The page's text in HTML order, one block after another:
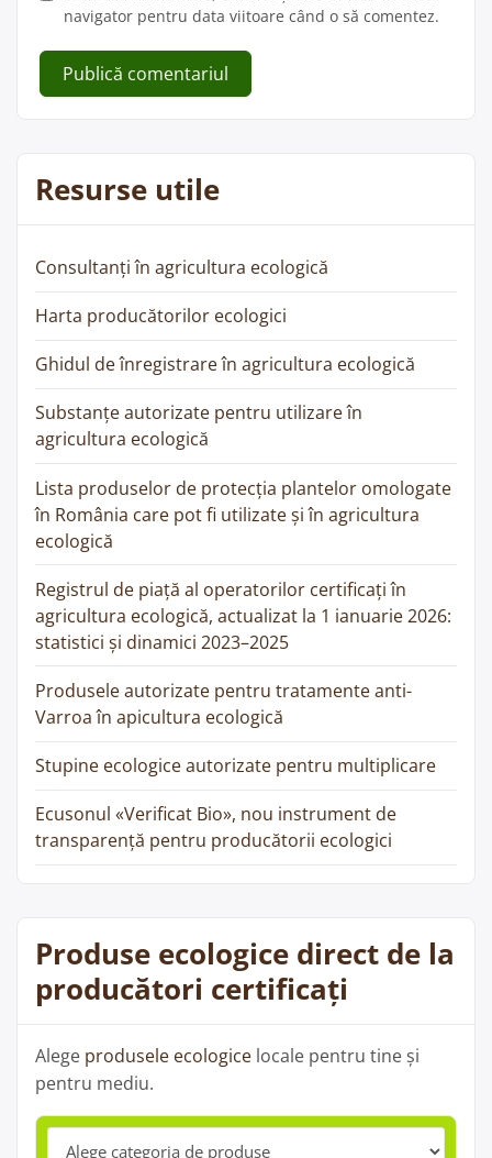
navigator pentru data viitoare când o să comentez.
Resurse utile
Consultanți în agricultura ecologică
Harta producătorilor ecologici
Ghidul de înregistrare în agricultura ecologică
Substanțe autorizate pentru utilizare în
agricultura ecologică
Lista produselor de protecția plantelor omologate
în România care pot fi utilizate și în agricultura
ecologică
Registrul de piață al operatorilor certificați în
agricultura ecologică, actualizat la 1 ianuarie 2026:
statistici și dinamici 2023–2025
Produsele autorizate pentru tratamente anti-
Varroa în apicultura ecologică
Stupine ecologice autorizate pentru multiplicare
Ecusonul «Verificat Bio», nou instrument de
transparență pentru producătorii ecologici
Produse ecologice direct de la
producători certificați
Alege produsele ecologice locale pentru tine și
pentru mediu.